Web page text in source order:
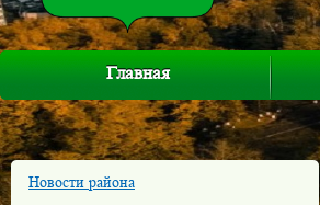
Главная
Новости района